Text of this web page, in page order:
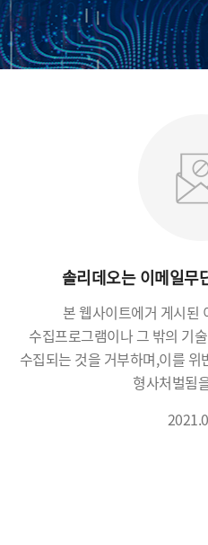
솔리데오는 이메일무
본 웹사이트에거 게시된
수집프로그램이나 그 밖의 기
수집되는 것을 거부하며,이를 위
형사처벌됨